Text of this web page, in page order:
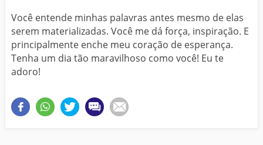
Você entende minhas palavras antes mesmo de elas
serem materializadas. Você me dá força, inspiração. E
principalmente enche meu coração de esperança.
Tenha um dia tão maravilhoso como você! Eu te
adoro!